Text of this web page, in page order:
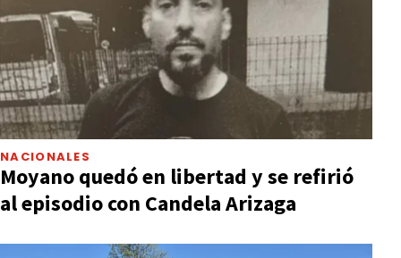
NACIONALES
Moyano quedó en libertad y se refirió
al episodio con Candela Arizaga